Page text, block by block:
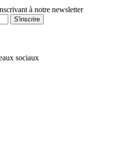
à notre newsletter
S'inscrire
sociaux